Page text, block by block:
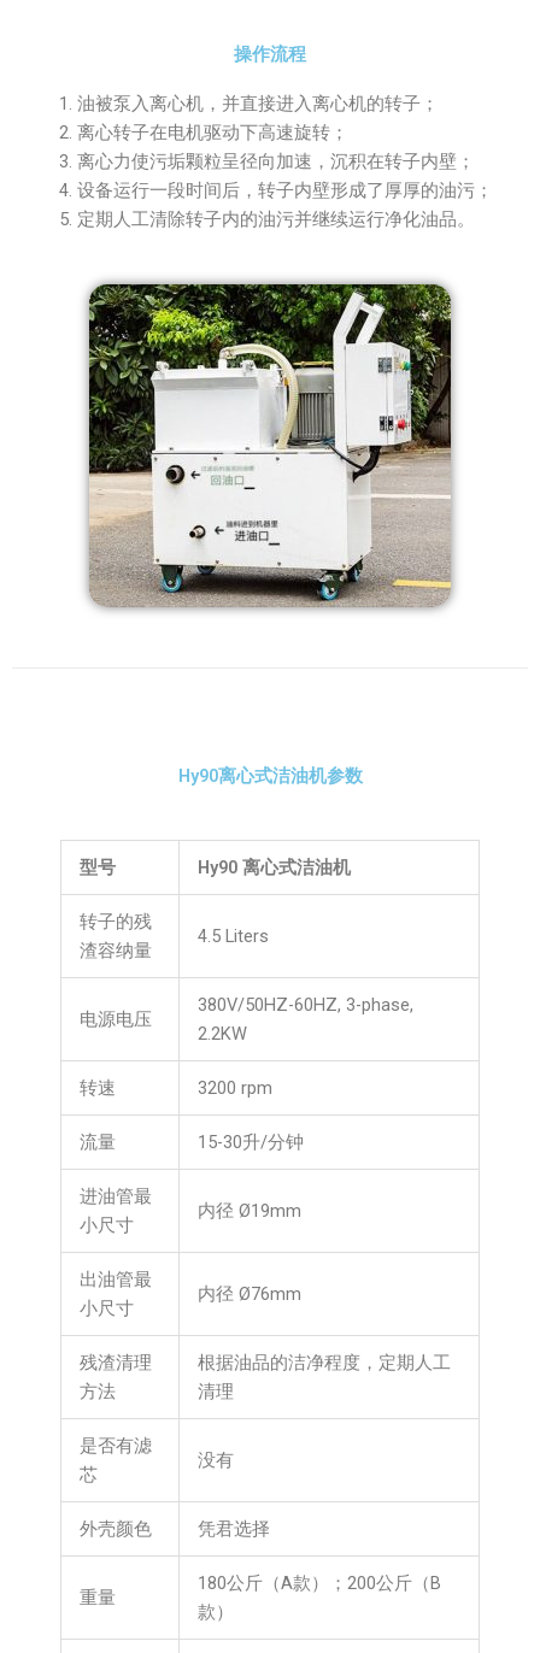
操作流程
油被泵入离心机，并直接进入离心机的转子；
离心转子在电机驱动下高速旋转；
离心力使污垢颗粒呈径向加速，沉积在转子内壁；
设备运行一段时间后，转子内壁形成了厚厚的油污；
定期人工清除转子内的油污并继续运行净化油品。
Hy90离心式洁油机参数
型号 Hy90 离心式洁油机
转子的残
渣容纳量
4.5 Liters
电源电压
380V/50HZ-60HZ, 3-phase,
2.2KW
转速 3200 rpm
流量 15-30升/分钟
进油管最
小尺寸
内径 Ø19mm
出油管最
小尺寸
内径 Ø76mm
残渣清理
方法
根据油品的洁净程度，定期人工
清理
是否有滤
芯
没有
外壳颜色 凭君选择
重量
180公斤（A款）；200公斤（B
款）